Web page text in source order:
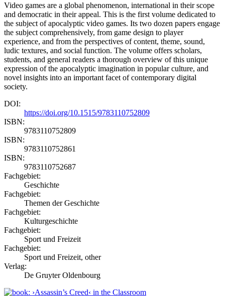
Video games are a global phenomenon, international in their scope
and democratic in their appeal. This is the first volume dedicated to
the subject of apocalyptic video games. Its two dozen papers engage
the subject comprehensively, from game design to player
experience, and from the perspectives of content, theme, sound,
ludic textures, and social function. The volume offers scholars,
students, and general readers a thorough overview of this unique
expression of the apocalyptic imagination in popular culture, and
novel insights into an important facet of contemporary digital
society.
DOI:
https://doi.org/10.1515/9783110752809
ISBN:
9783110752809
ISBN:
9783110752861
ISBN:
9783110752687
Fachgebiet:
Geschichte
Fachgebiet:
Themen der Geschichte
Fachgebiet:
Kulturgeschichte
Fachgebiet:
Sport und Freizeit
Fachgebiet:
Sport und Freizeit, other
Verlag:
De Gruyter Oldenbourg